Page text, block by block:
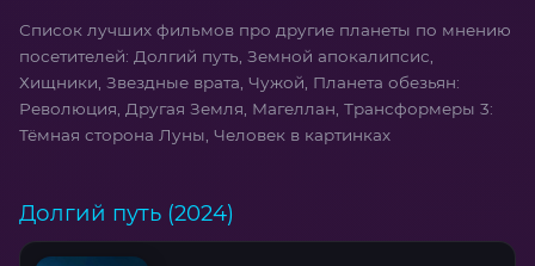
Список лучших фильмов про другие планеты по мнению
посетителей: Долгий путь, Земной апокалипсис,
Хищники, Звездные врата, Чужой, Планета обезьян:
Революция, Другая Земля, Магеллан, Трансформеры 3:
Тёмная сторона Луны, Человек в картинках
Долгий путь (2024)